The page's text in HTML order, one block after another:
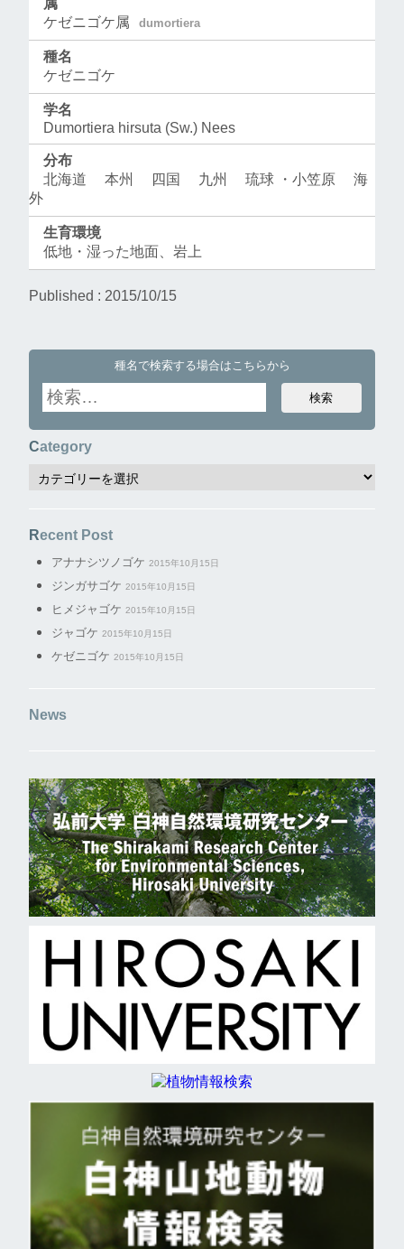
属
ケゼニゴケ属
dumortiera
種名
ケゼニゴケ
学名
Dumortiera hirsuta (Sw.) Nees
分布
北海道 本州 四国 九州 琉球 ・小笠原 海
外
生育環境
低地・湿った地面、岩上
Published : 2015/10/15
種名で検索する場合はこちらから
Category
Recent Post
アナナシツノゴケ 2015年10月15日
ジンガサゴケ 2015年10月15日
ヒメジャゴケ 2015年10月15日
ジャゴケ 2015年10月15日
ケゼニゴケ 2015年10月15日
News